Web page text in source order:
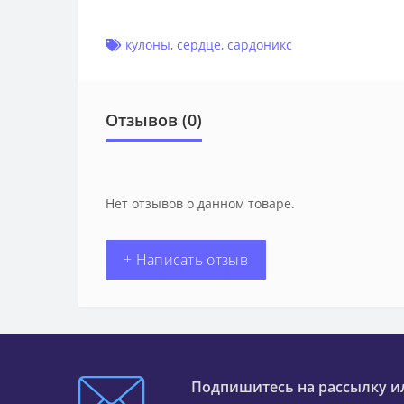
кулоны, сердце, сардоникс
Отзывов (0)
Нет отзывов о данном товаре.
+ Написать отзыв
Подпишитесь на рассылку